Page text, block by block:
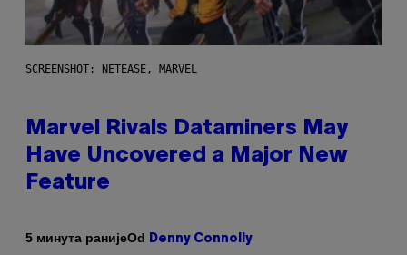
SCREENSHOT: NETEASE, MARVEL
Marvel Rivals Dataminers May
Have Uncovered a Major New
Feature
5 минута ранијеOd Denny Connolly